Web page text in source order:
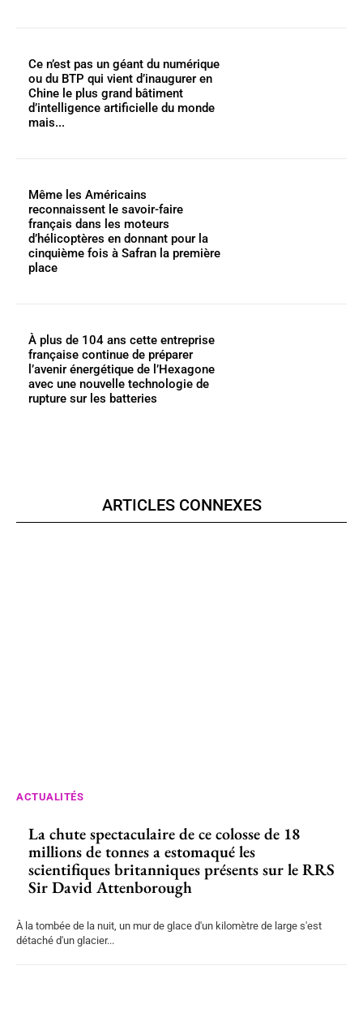
Ce n’est pas un géant du numérique
ou du BTP qui vient d’inaugurer en
Chine le plus grand bâtiment
d’intelligence artificielle du monde
mais...
Même les Américains
reconnaissent le savoir-faire
français dans les moteurs
d’hélicoptères en donnant pour la
cinquième fois à Safran la première
place
À plus de 104 ans cette entreprise
française continue de préparer
l’avenir énergétique de l’Hexagone
avec une nouvelle technologie de
rupture sur les batteries
ARTICLES CONNEXES
ACTUALITÉS
La chute spectaculaire de ce colosse de 18
millions de tonnes a estomaqué les
scientifiques britanniques présents sur le RRS
Sir David Attenborough
À la tombée de la nuit, un mur de glace d'un kilomètre de large s'est
détaché d'un glacier...